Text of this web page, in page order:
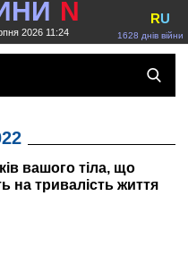
N
2026 11:24 1628 днів війни
RU
вашого тіла, що
на тривалість життя